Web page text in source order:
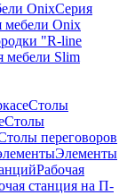
OnixСерия
мебели Onix
"R-line
мебели Slim
Столы
Столы
переговоров
Элементы
Рабочая
станция на П-